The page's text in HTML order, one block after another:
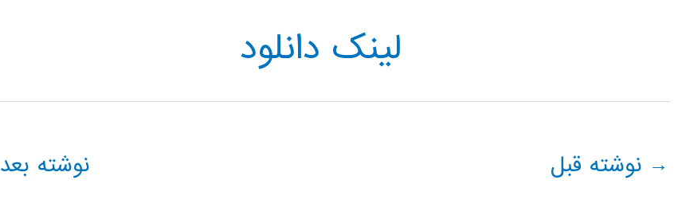
لینک دانلود
→ نوشته قبل نوشته بعد